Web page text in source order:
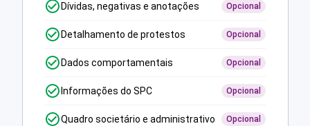
Dívidas, negativas e anotações Opcional
Detalhamento de protestos Opcional
Dados comportamentais Opcional
Informações do SPC Opcional
Quadro societário e administrativo Opcional